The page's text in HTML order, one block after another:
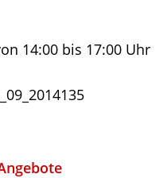
14:00 bis 17:00 Uhr